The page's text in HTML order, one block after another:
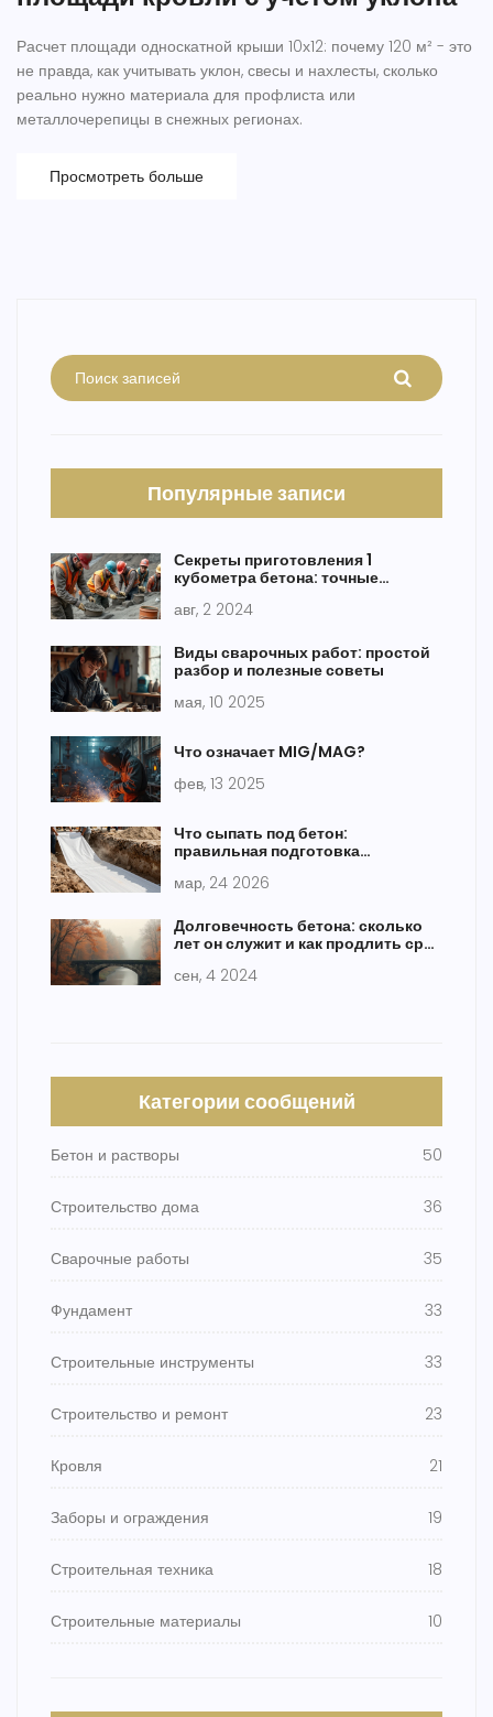
Расчет площади односкатной крыши 10х12: почему 120 м² - это
не правда, как учитывать уклон, свесы и нахлесты, сколько
реально нужно материала для профлиста или
металлочерепицы в снежных регионах.
Просмотреть больше
Популярные записи
Секреты приготовления 1
кубометра бетона: точные
авг, 2 2024
Виды сварочных работ: простой
разбор и полезные советы
мая, 10 2025
Что означает MIG/MAG?
фев, 13 2025
Что сыпать под бетон:
правильная подготовка
мар, 24 2026
Долговечность бетона: сколько
лет он служит и как продлить срок
сен, 4 2024
Категории сообщений
Бетон и растворы 50
Строительство дома 36
Сварочные работы 35
Фундамент 33
Строительные инструменты 33
Строительство и ремонт 23
Кровля 21
Заборы и ограждения 19
Строительная техника 18
Строительные материалы 10